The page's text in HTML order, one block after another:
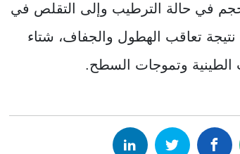
في حالة الترطيب وإلى التقلص في
تعاقب الهطول والجفاف، شتاء
وتموجات السطح.